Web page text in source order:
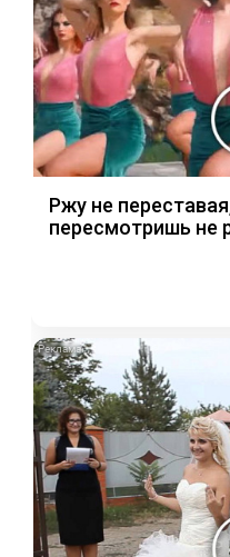
Ржу не
пересмотришь не